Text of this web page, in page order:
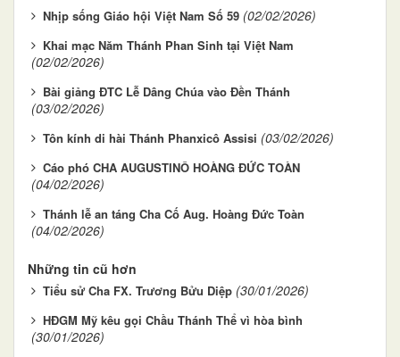
Nhịp sống Giáo hội Việt Nam Số 59 (02/02/2026)
Khai mạc Năm Thánh Phan Sinh tại Việt Nam
(02/02/2026)
Bài giảng ĐTC Lễ Dâng Chúa vào Đền Thánh
(03/02/2026)
Tôn kính di hài Thánh Phanxicô Assisi (03/02/2026)
Cáo phó CHA AUGUSTINÔ HOÀNG ĐỨC TOÀN
(04/02/2026)
Thánh lễ an táng Cha Cố Aug. Hoàng Đức Toàn
(04/02/2026)
Những tin cũ hơn
Tiểu sử Cha FX. Trương Bửu Diệp (30/01/2026)
HĐGM Mỹ kêu gọi Chầu Thánh Thể vì hòa bình
(30/01/2026)